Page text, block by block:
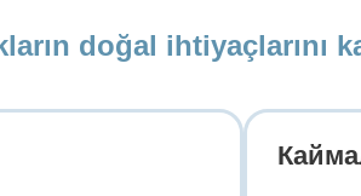
doğal ihtiyaçlarını